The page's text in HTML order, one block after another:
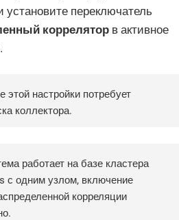
установите переключатель
коррелятор в активное
этой настройки потребует
коллектора.
работает на базе кластера
с одним узлом, включение
корреляции